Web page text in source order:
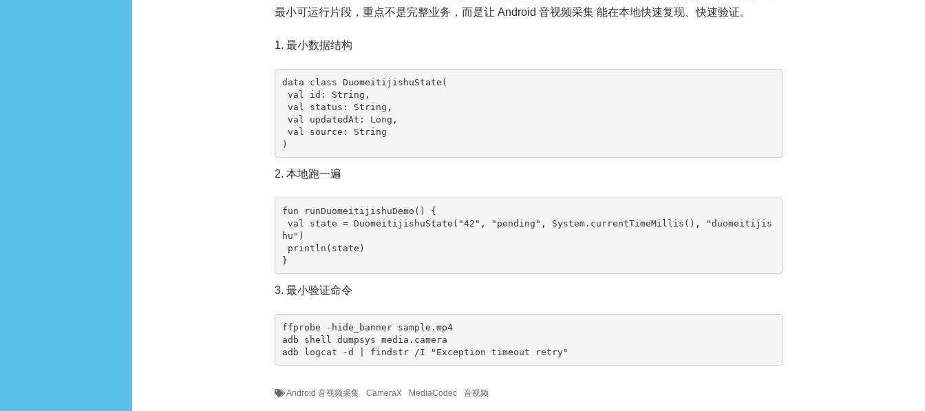
最小可运行片段，重点不是完整业务，而是让 Android 音视频采集 能在本地快速复现、快速验证。
1. 最小数据结构
data class DuomeitijishuState(
)
2. 本地跑一遍
fun runDuomeitijishuDemo() {
hu")
}
3. 最小验证命令
ffprobe -hide_banner sample.mp4
adb shell dumpsys media.camera
adb logcat -d | findstr /I "Exception timeout retry"
Android 音视频采集 CameraX MediaCodec 音视频